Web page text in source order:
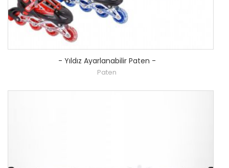
- Yıldız Ayarlanabilir Paten -
Paten